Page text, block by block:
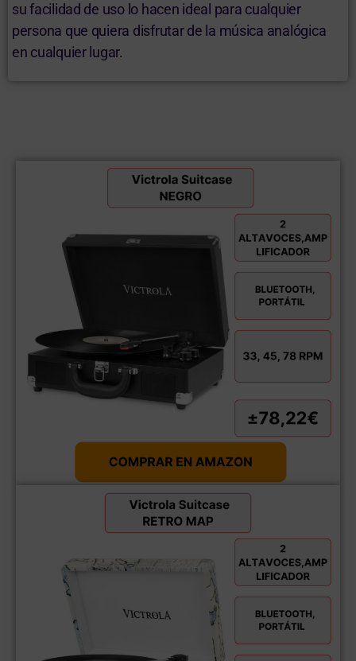
su facilidad de uso lo hacen ideal para cualquier
persona que quiera disfrutar de la música analógica
en cualquier lugar.